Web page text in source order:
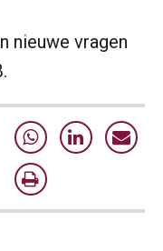
nieuwe vragen